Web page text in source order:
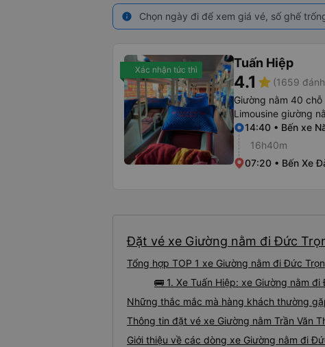
info Chọn ngày đi để xem giá vé, số ghế
Xác nhận tức thì Tuấn Hiệp
4.1 star (1659
Giường nằm 40 chỗ
Limousine giường
14:40 • Bến xe
16h40m
07:20 • Bến Xe
Đặt vé xe Giường nằm đi Đức
Tổng hợp TOP 1 xe Giường nằm đi Đức
🚌 1. Xe Tuấn Hiệp: xe Giường nằm
Những thắc mắc mà hàng khách thường
Thông tin đặt vé xe Giường nằm Trần Văn
Giới thiệu về các dòng xe Giường nằm đi